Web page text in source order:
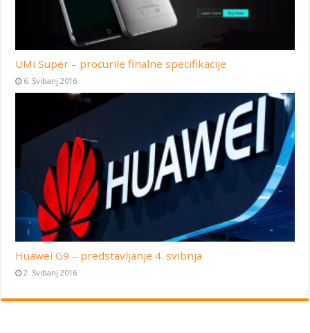
UMi Super – procurile finalne specifikacije
6. Svibanj 2016
Huawei G9 – predstavljanje 4. svibnja
2. Svibanj 2016